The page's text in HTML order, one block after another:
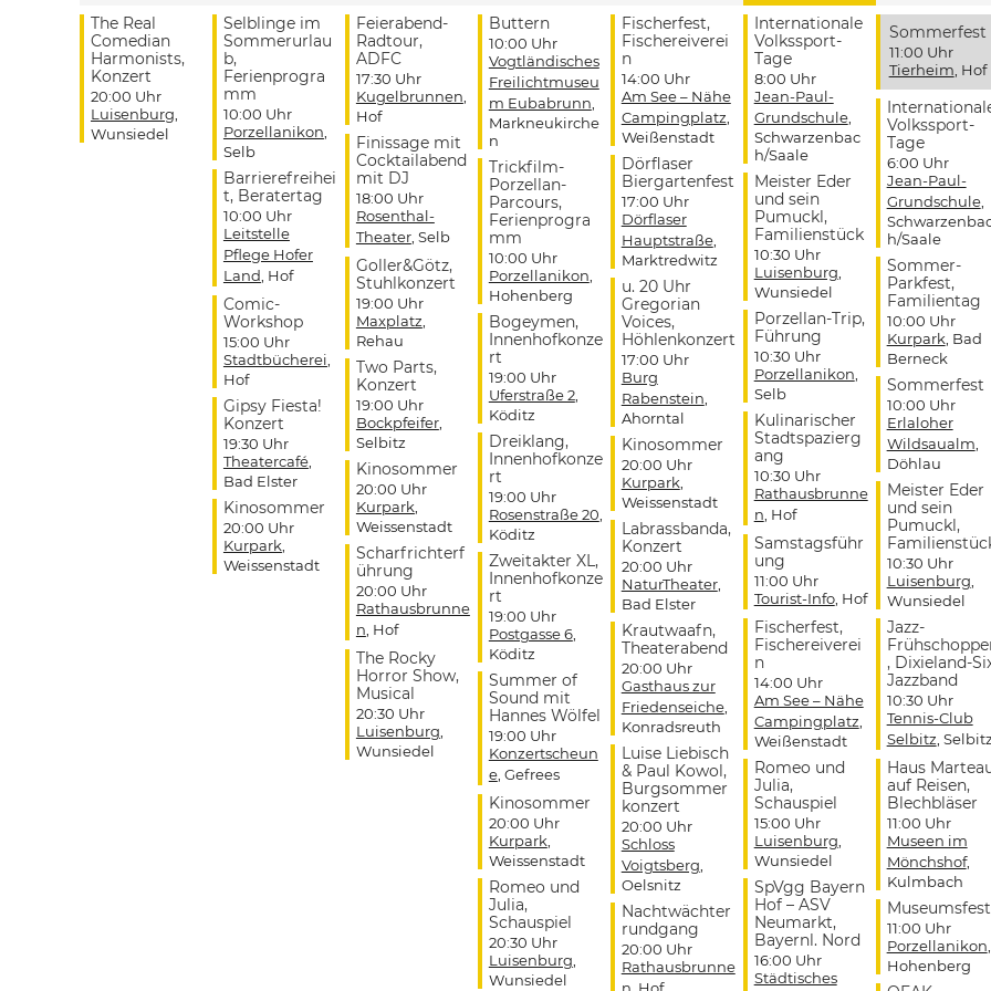
The Real
Comedian
Harmonists,
Konzert
20:00 Uhr
Luisenburg
Wunsiedel
Selblinge im
Sommerurlau
b,
Ferienprogra
mm
10:00 Uhr
Porzellanikon
Selb
Barrierefreihei
t, Beratertag
10:00 Uhr
Leitstelle
Pflege Hofer
Land , Hof
Comic-
Workshop
15:00 Uhr
Stadtbücherei
Hof
Gipsy Fiesta!
Konzert
19:30 Uhr
Theatercafé,
Bad Elster
Kinosommer
20:00 Uhr
Kurpark
Weissenstadt
Feierabend-
Radtour,
ADFC
17:30 Uhr
Kugelbrunnen
Hof
Finissage mit
Cocktailabend
mit DJ
18:00 Uhr
Rosenthal-
Theater, Selb
Goller&Götz,
Stuhlkonzert
19:00 Uhr
Maxplatz
Rehau
Two Parts,
Konzert
19:00 Uhr
Bockpfeifer,
Selbitz
Kinosommer
20:00 Uhr
Kurpark
Weissenstadt
Scharfrichterf
ührung
20:00 Uhr
Rathausbrunne
n , Hof
The Rocky
Horror Show,
Musical
20:30 Uhr
Luisenburg
Wunsiedel
Buttern
10:00 Uhr
Vogtländisches
Freilichtmuseu
m Eubabrunn
Markneukirche
n
Trickfilm-
Porzellan-
Parcours,
Ferienprogra
mm
10:00 Uhr
Porzellanikon
Hohenberg
Bogeymen,
Innenhofkonze
rt
19:00 Uhr
Uferstraße 2,
Köditz
Dreiklang,
Innenhofkonze
rt
19:00 Uhr
Rosenstraße 20
Köditz
Zweitakter XL,
Innenhofkonze
rt
19:00 Uhr
Postgasse 6,
Köditz
Summer of
Sound mit
Hannes Wölfel
19:00 Uhr
Konzertscheun
e, Gefrees
Kinosommer
20:00 Uhr
Kurpark
Weissenstadt
Romeo und
Julia,
Schauspiel
20:30 Uhr
Luisenburg
Wunsiedel
Fischerfest,
Fischereiverei
n
14:00 Uhr
Am See – Nähe
Campingplatz
Weißenstadt
Dörflaser
Biergartenfest
17:00 Uhr
Dörflaser
Hauptstraße,
Marktredwitz
u. 20 Uhr
Gregorian
Voices,
Höhlenkonzert
17:00 Uhr
Burg
Rabenstein
Ahorntal
Kinosommer
20:00 Uhr
Kurpark
Weissenstadt
Labrassbanda,
Konzert
20:00 Uhr
NaturTheater,
Bad Elster
Krautwaafn,
Theaterabend
20:00 Uhr
Gasthaus zur
Friedenseiche,
Konradsreuth
Luise Liebisch
& Paul Kowol,
Burgsommer
konzert
20:00 Uhr
Schloss
Voigtsberg
Oelsnitz
Nachtwächter
rundgang
20:00 Uhr
Rathausbrunne
Internationale
Volkssport-
Tage
8:00 Uhr
Jean-Paul-
Grundschule,
Schwarzenbac
h/Saale
Meister Eder
und sein
Pumuckl,
Familienstück
10:30 Uhr
Luisenburg
Wunsiedel
Porzellan-Trip,
Führung
10:30 Uhr
Porzellanikon
Selb
Kulinarischer
Stadtspazierg
ang
10:30 Uhr
Rathausbrunne
n , Hof
Samstagsführ
ung
11:00 Uhr
Tourist-Info, Hof
Fischerfest,
Fischereiverei
n
14:00 Uhr
Am See – Nähe
Campingplatz
Weißenstadt
Romeo und
Julia,
Schauspiel
15:00 Uhr
Luisenburg
Wunsiedel
SpVgg Bayern
Hof – ASV
Neumarkt,
Bayernl. Nord
16:00 Uhr
Städtisches
Sommerfest
11:00 Uhr
Tierheim , Hof
Volkssport-
Tage
6:00 Uhr
Jean-Paul-
Grundschule,
h/Saale
Sommer-
Parkfest,
Familientag
10:00 Uhr
Kurpark , Bad
Berneck
Sommerfest
10:00 Uhr
Erlaloher
Wildsaualm
Döhlau
Meister Eder
und sein
Pumuckl,
10:30 Uhr
Luisenburg
Wunsiedel
Jazz-
, Dixieland-
Jazzband
10:30 Uhr
Tennis-Club
Selbitz ,
Haus
auf Reisen,
Blechbläser
11:00 Uhr
Museen im
Mönchshof,
Kulmbach
Museumsfest
11:00 Uhr
Porzellanikon
Hohenberg